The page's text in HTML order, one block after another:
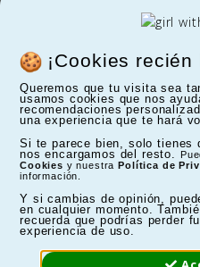
¡Cookies recién
Queremos que tu visita sea
usamos cookies que nos
recomendaciones
una experiencia que te hará
Si te parece bien, solo tienes
nos encargamos del resto.
Cookies y nuestra Política de
información.
Y si cambias de opinión,
en cualquier momento.
recuerda que podrías perder
experiencia de uso.
Mostrando 1-5 de 5